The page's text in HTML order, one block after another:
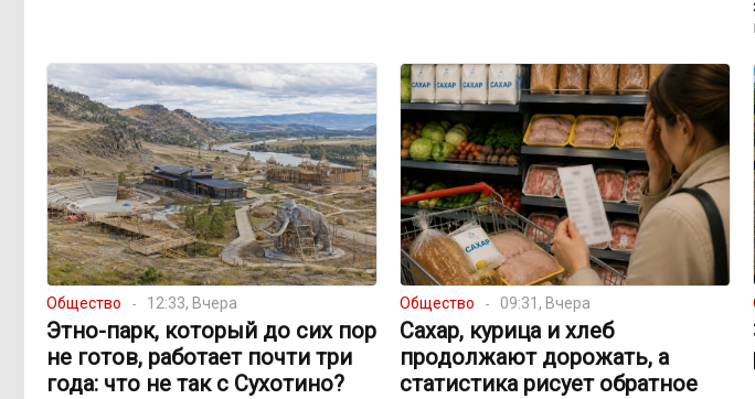
Общество 12:33, Вчера
Этно-парк, который до сих пор
не готов, работает почти три
года: что не так с Сухотино?
Общество 09:31, Вчера
Сахар, курица и хлеб
продолжают дорожать, а
статистика рисует обратное